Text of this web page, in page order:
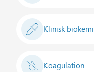
Klinisk biokemi
Koagulation